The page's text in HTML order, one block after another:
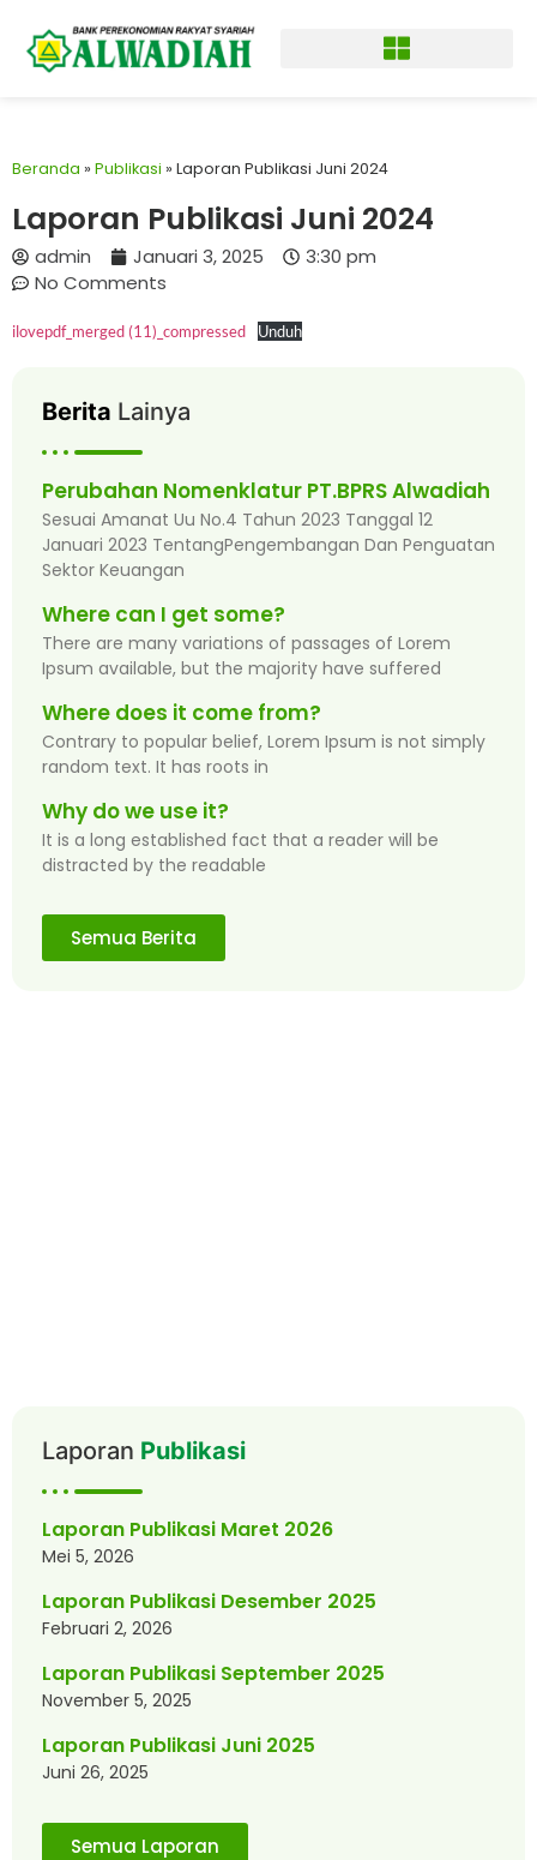
Beranda » Publikasi » Laporan Publikasi Juni 2024
Laporan Publikasi Juni 2024
admin Januari 3, 2025
3:30 pm
No Comments
ilovepdf_merged (11)_compressed Unduh
Berita Lainya
Perubahan Nomenklatur PT.BPRS Alwadiah
Sesuai Amanat Uu No.4 Tahun 2023 Tanggal 12
Januari 2023 TentangPengembangan Dan Penguatan
Sektor Keuangan
Where can I get some?
There are many variations of passages of Lorem
Ipsum available, but the majority have suffered
Where does it come from?
Contrary to popular belief, Lorem Ipsum is not simply
random text. It has roots in
Why do we use it?
It is a long established fact that a reader will be
distracted by the readable
Semua Berita
Laporan Publikasi
Laporan Publikasi Maret 2026
Mei 5, 2026
Laporan Publikasi Desember 2025
Februari 2, 2026
Laporan Publikasi September 2025
November 5, 2025
Laporan Publikasi Juni 2025
Juni 26, 2025
Semua Laporan